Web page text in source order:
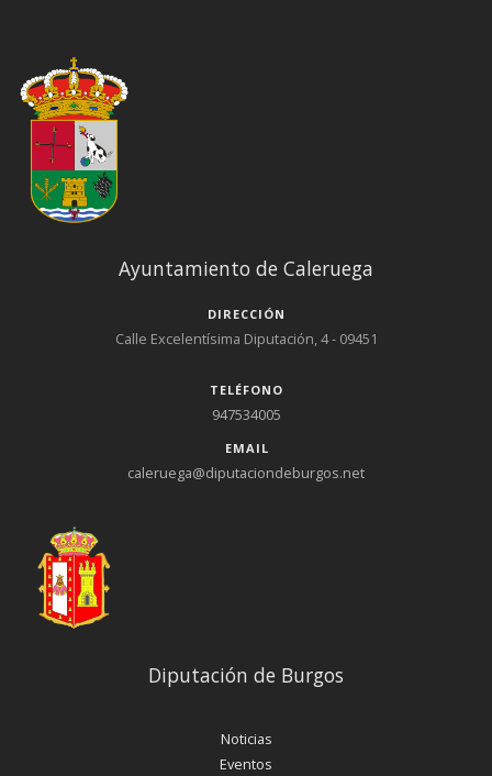
Ayuntamiento de Caleruega
DIRECCIÓN
Calle Excelentísima Diputación, 4 - 09451
TELÉFONO
947534005
EMAIL
caleruega@diputaciondeburgos.net
Diputación de Burgos
Noticias
Eventos